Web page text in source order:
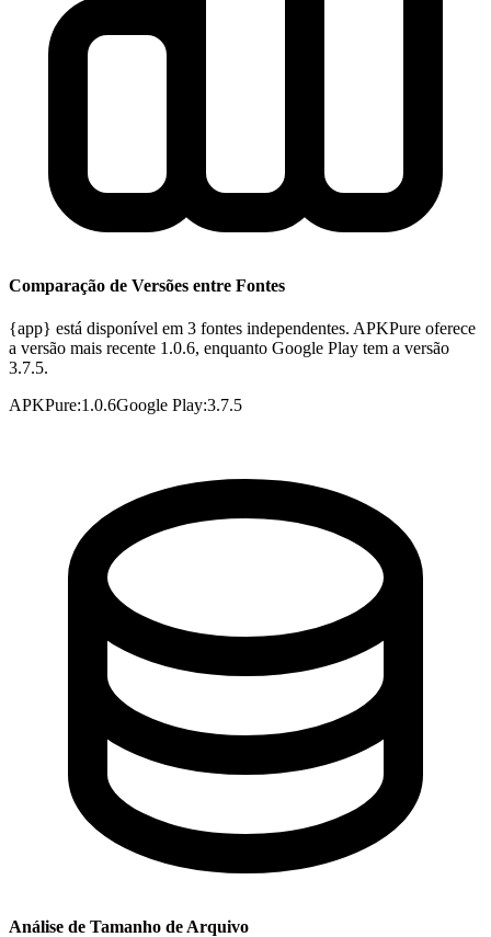
Comparação de Versões entre Fontes
{app} está disponível em 3 fontes independentes. APKPure oferece
a versão mais recente 1.0.6, enquanto Google Play tem a versão
3.7.5.
APKPure:1.0.6Google Play:3.7.5
Análise de Tamanho de Arquivo